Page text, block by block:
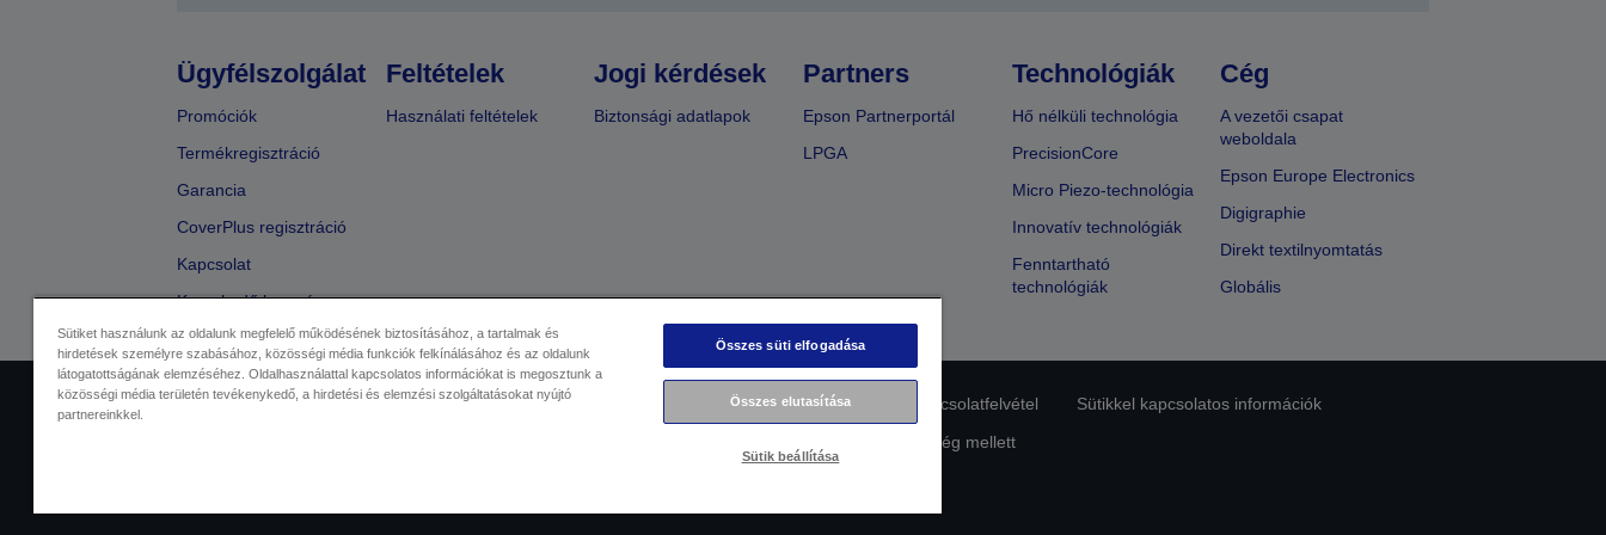
Ügyfélszolgálat
Promóciók
Termékregisztráció
Garancia
CoverPlus regisztráció
Kapcsolat
Kereskedő keresése
Feltételek
Használati feltételek
Jogi kérdések
Biztonsági adatlapok
Partners
Epson Partnerportál
LPGA
Technológiák
Hő nélküli technológia
PrecisionCore
Micro Piezo-technológia
Innovatív technológiák
Fenntartható
technológiák
Cég
A vezetői csapat
weboldala
Epson Europe Electronics
Digigraphie
Direkt textilnyomtatás
Globális
Kereskedelmi központ Adatvédelmi nyilatkozat EU Data Act Compliance Kapcsolatfelvétel
Sütikkel kapcsolatos információk
Az Epson elkötelezettsége az akadálymentesség mellett
Sütiket használunk az oldalunk megfelelő működésének biztosításához, a tartalmak és
hirdetések személyre szabásához, közösségi média funkciók felkínálásához és az oldalunk
látogatottságának elemzéséhez. Oldalhasználattal kapcsolatos információkat is megosztunk a
közösségi média területén tevékenykedő, a hirdetési és elemzési szolgáltatásokat nyújtó
partnereinkkel.
Összes süti elfogadása
Összes elutasítása
Sütik beállítása